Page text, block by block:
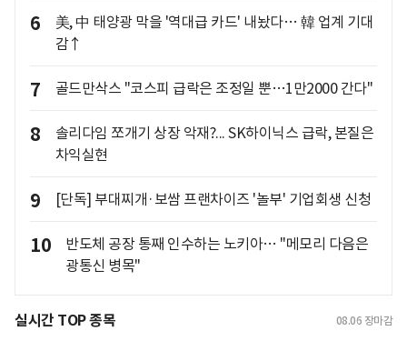
6
美, 中 태양광 막을 '역대급 카드' 내놨다… 韓 업계 기대
감↑
7 골드만삭스 "코스피 급락은 조정일 뿐…1만2000 간다"
8
솔리다임 쪼개기 상장 악재?... SK하이닉스 급락, 본질은
차익실현
9 [단독] 부대찌개·보쌈 프랜차이즈 '놀부' 기업회생 신청
10
반도체 공장 통째 인수하는 노키아… "메모리 다음은
광통신 병목"
실시간 TOP 종목 08.06 장마감